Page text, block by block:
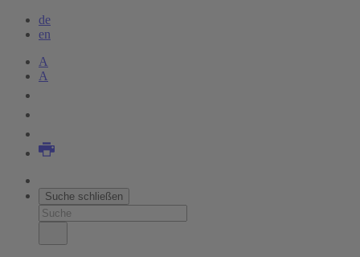
de
en
A
A
Suche schließen